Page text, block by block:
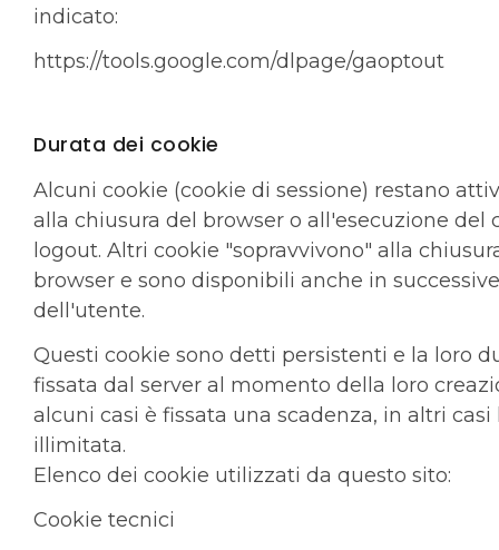
indicato:
https://tools.google.com/dlpage/gaoptout
Durata dei cookie
Alcuni cookie (cookie di sessione) restano
alla chiusura del browser o all'esecuzione del
logout. Altri cookie "sopravvivono" alla
browser e sono disponibili anche in
dell'utente.
Questi cookie sono detti persistenti e la loro
fissata dal server al momento della loro
alcuni casi è fissata una scadenza, in altri casi
illimitata.
Elenco dei cookie utilizzati da questo sito:
Cookie tecnici